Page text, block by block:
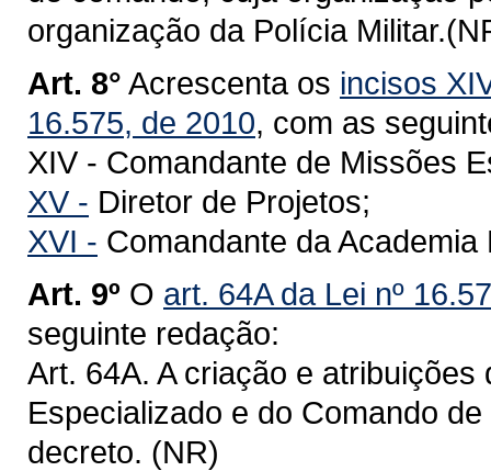
organização da Polícia
Art. 8° Acrescenta os incisos
16.575, de 2010, com as
XIV - Comandante de Missões
XV - Diretor de Projetos;
XVI - Comandante da
Art. 9º O art. 64A da Lei nº
seguinte redação:
Art. 64A. A criação e
Especializado e do Comando
decreto. (NR)